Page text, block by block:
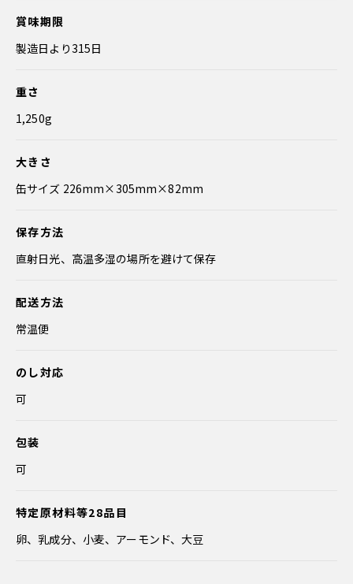
賞味期限
製造日より315日
重さ
1,250g
大きさ
缶サイズ 226mm×305mm×82mm
保存方法
直射日光、高温多湿の場所を避けて保存
配送方法
常温便
のし対応
可
包装
可
特定原材料等28品目
卵、乳成分、小麦、アーモンド、大豆